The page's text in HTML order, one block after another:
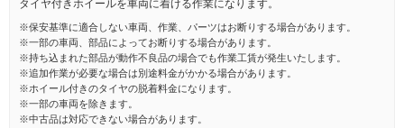
タイヤ付きホイールを車両に着ける作業になります。
※保安基準に適合しない車両、作業、パーツはお断りする場合があります。
※一部の車両、部品によってお断りする場合があります。
※持ち込まれた部品が動作不良品の場合でも作業工賃が発生いたします。
※追加作業が必要な場合は別途料金がかかる場合があります。
※ホイール付きのタイヤの脱着料金になります。
※一部の車両を除きます。
※中古品は対応できない場合があります。